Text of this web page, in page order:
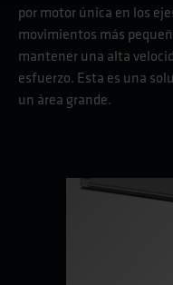
por motor única en los
movimientos más
mantener una alta
esfuerzo. Esta es una
un área grande.